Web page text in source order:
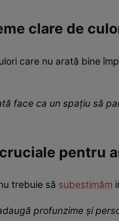
clare de
care nu arată bine
face ca un spațiu să
pentru
trebuie să subestimăm
profunzime și